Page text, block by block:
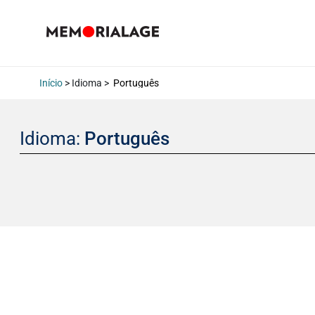
Início > Idioma > Português
Idioma: Português